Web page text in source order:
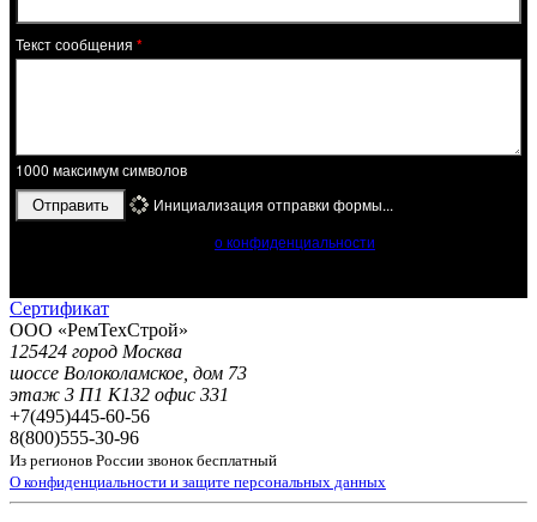
Текст сообщения *
1000 максимум символов
Отправить
Инициализация отправки формы...
о конфиденциальности
Сертификат
ООО «РемТехСтрой»
125424 город Москва
шоссе Волоколамское, дом 73
этаж 3 П1 К132 офис 331
+7(495)445-60-56
8(800)555-30-96
Из регионов России звонок бесплатный
О конфиденциальности и защите персональных данных